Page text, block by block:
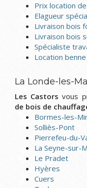
Prix location
Elagueur
Livraison bois
Livraison bois
Spécialiste
Location
La Londe-les-
Les Castors vous
de bois de
Bormes-les-
Solliès-Pont
Pierrefeu-du-
La Seyne-sur-
Le Pradet
Hyères
Cuers